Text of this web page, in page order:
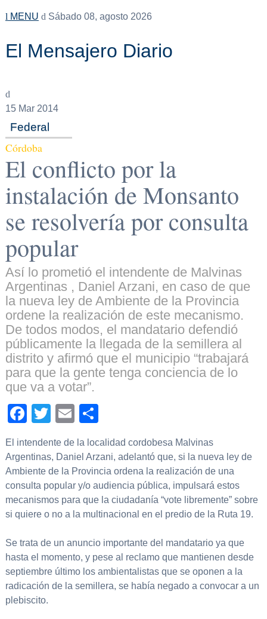
MENU Sábado 08, agosto 2026
El Mensajero Diario
15Mar 2014
Federal
Córdoba
El conflicto por la
instalación de Monsanto
se resolvería por consulta
popular
Así lo prometió el intendente de Malvinas
Argentinas , Daniel Arzani, en caso de que
la nueva ley de Ambiente de la Provincia
ordene la realización de este mecanismo.
De todos modos, el mandatario defendió
públicamente la llegada de la semillera al
distrito y afirmó que el municipio “trabajará
para que la gente tenga conciencia de lo
que va a votar”.
Facebook
TwitterEmail
El intendente de la localidad cordobesa Malvinas
Argentinas, Daniel Arzani, adelantó que, si la nueva ley de
Ambiente de la Provincia ordena la realización de una
consulta popular y/o audiencia pública, impulsará estos
mecanismos para que la ciudadanía “vote libremente” sobre
si quiere o no a la multinacional en el predio de la Ruta 19.
Se trata de un anuncio importante del mandatario ya que
hasta el momento, y pese al reclamo que mantienen desde
septiembre último los ambientalistas que se oponen a la
radicación de la semillera, se había negado a convocar a un
plebiscito.